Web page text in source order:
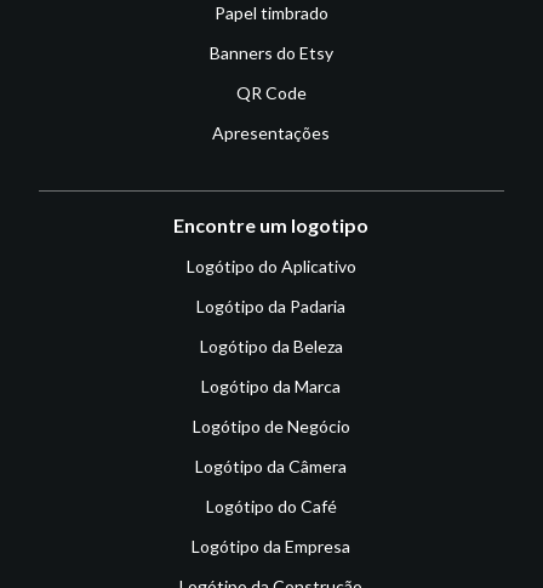
Papel timbrado
Banners do Etsy
QR Code
Apresentações
Encontre um logotipo
Logótipo do Aplicativo
Logótipo da Padaria
Logótipo da Beleza
Logótipo da Marca
Logótipo de Negócio
Logótipo da Câmera
Logótipo do Café
Logótipo da Empresa